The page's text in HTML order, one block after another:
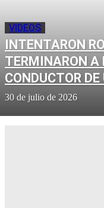
VIDEOS
INTENTARON
TERMINARON A
CONDUCTOR
30 de julio de 2026